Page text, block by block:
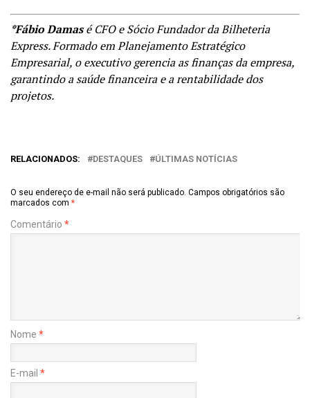
*Fábio Damasé CFO e Sócio Fundador daBilheteria
Express. Formado em Planejamento Estratégico
Empresarial, o executivo gerencia as finanças da empresa,
garantindo a saúde financeira e a rentabilidade dos
projetos.
RELACIONADOS: DESTAQUES ÚLTIMAS NOTÍCIAS
O seu endereço de e-mail não será publicado. Campos obrigatórios são
marcados com *
Comentário *
Nome *
E-mail *